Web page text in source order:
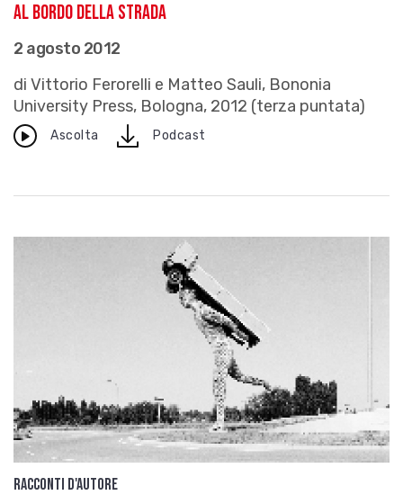
Al bordo della strada
2 agosto 2012
di Vittorio Ferorelli e Matteo Sauli, Bononia
University Press, Bologna, 2012 (terza puntata)
Ascolta downloadPodcast
Racconti d'autore